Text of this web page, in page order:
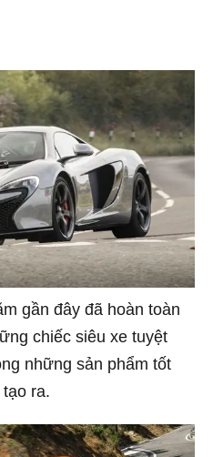
gần đây đã hoàn toàn
chiếc siêu xe tuyệt
những sản phẩm tốt
ra.